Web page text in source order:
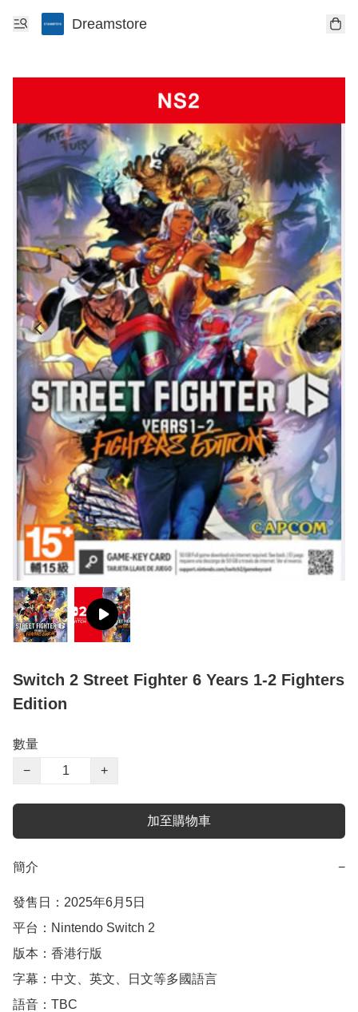
Dreamstore
Switch 2 Street Fighter 6 Years 1-2 Fighters
Edition
數量
−
+
加至購物車
簡介 −
發售日：2025年6月5日
平台：Nintendo Switch 2
版本：香港行版
字幕：中文、英文、日文等多國語言
語音：TBC